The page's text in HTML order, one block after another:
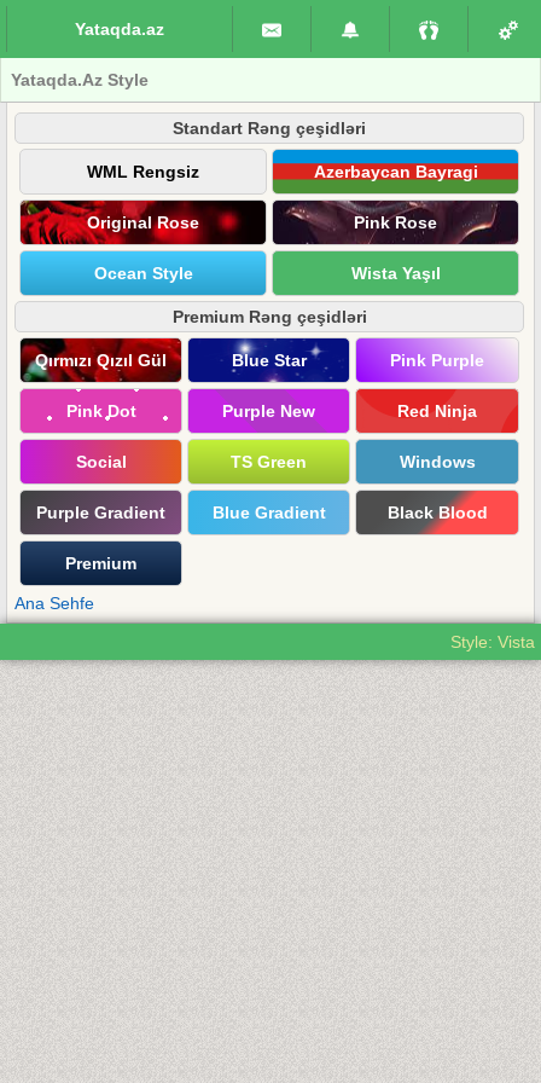
Yataqda.az
Yataqda.Az Style
Standart Rəng çeşidləri
WML Rengsiz Azerbaycan Bayragi
Original Rose Pink Rose
Ocean Style Wista Yaşıl
Premium Rəng çeşidləri
Qırmızı Qızıl Gül Blue Star Pink Purple
Pink Dot Purple New Red Ninja
Social TS Green Windows
Purple Gradient Blue Gradient Black Blood
Premium
Ana Sehfe
Style: Vista